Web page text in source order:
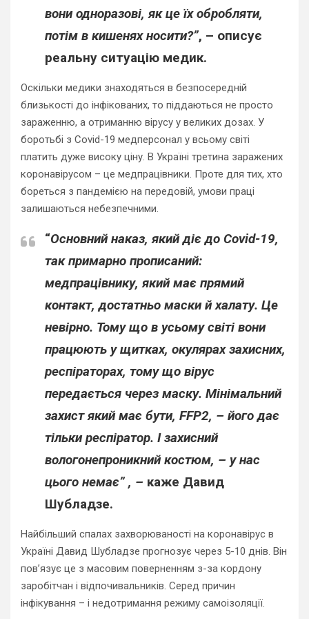
вони одноразові, як це їх обробляти,
потім в кишенях носити?”, – описує
реальну ситуацію медик.
Оскільки медики знаходяться в безпосередній
близькості до інфікованих, то піддаються не просто
зараженню, а отриманню вірусу у великих дозах. У
боротьбі з Covid-19 медперсонал у всьому світі
платить дуже високу ціну. В Україні третина заражених
коронавірусом – це медпрацівники. Проте для тих, хто
бореться з пандемією на передовій, умови праці
залишаються небезпечними.
“Основний наказ, який діє до Covid-19,
так примарно прописаний:
медпрацівнику, який має прямий
контакт, достатньо маски й халату. Це
невірно. Тому що в усьому світі вони
працюють у щитках, окулярах захисних,
респіраторах, тому що вірус
передається через маску. Мінімальний
захист який має бути, FFP2, – його дає
тільки респіратор. І захисний
вологонепроникний костюм, – у нас
цього немає” , – каже Давид
Шубладзе.
Найбільший спалах захворюваності на коронавірус в
Україні Давид Шубладзе прогнозує через 5-10 днів. Він
пов’язує це з масовим поверненням з-за кордону
заробітчан і відпочивальників. Серед причин
інфікування – і недотримання режиму самоізоляції.